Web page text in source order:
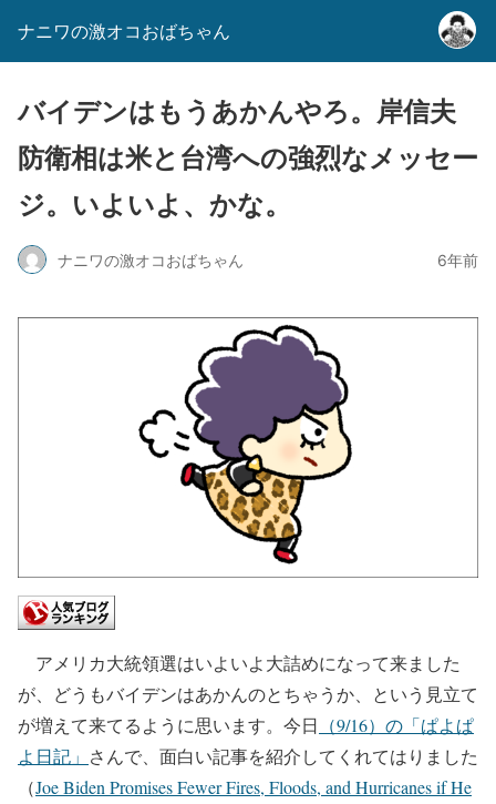
ナニワの激オコおばちゃん
バイデンはもうあかんやろ。岸信夫
防衛相は米と台湾への強烈なメッセー
ジ。いよいよ、かな。
ナニワの激オコおばちゃん 6年前
アメリカ大統領選はいよいよ大詰めになって来ました
が、どうもバイデンはあかんのとちゃうか、という見立て
が増えて来てるように思います。今日 （9/16）の「ぱよぱ
よ日記」 さんで、面白い記事を紹介してくれてはりました
（Joe Biden Promises Fewer Fires, Floods, and Hurricanes if He